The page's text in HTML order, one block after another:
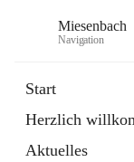
Miesenbach
Navigation
Start
Herzlich
Aktuelles
Externe Webseite
in